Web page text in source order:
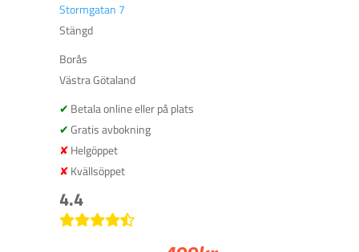
Stormgatan 7
Stängd
Borås
Västra Götaland
Betala online eller på plats
Gratis avbokning
Helgöppet
Kvällsöppet
4.4